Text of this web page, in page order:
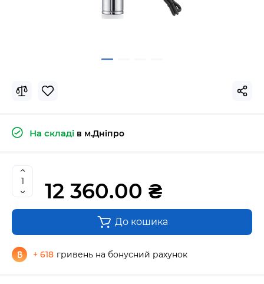
На складі в м.Дніпро
12 360.00 ₴
До кошика
+ 618 гривень на бонусний рахунок